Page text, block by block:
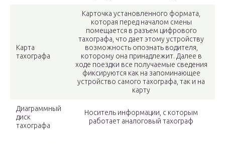
Карта
тахографа
Карточка установленного формата,
которая перед началом смены
помещается в разъем цифрового
тахографа, что дает этому устройству
возможность опознать водителя,
которому она принадлежит. Далее в
ходе поездки все получаемые сведения
фиксируются как на запоминающее
устройство самого тахографа, так и на
карту
Диаграммный
диск
тахографа
Носитель информации, с которым
работает аналоговый тахограф